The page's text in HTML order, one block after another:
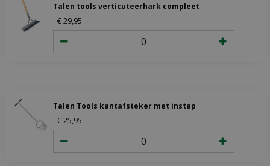
Talen tools verticuteerhark compleet
€29,95
Talen Tools kantafsteker met instap
€25,95